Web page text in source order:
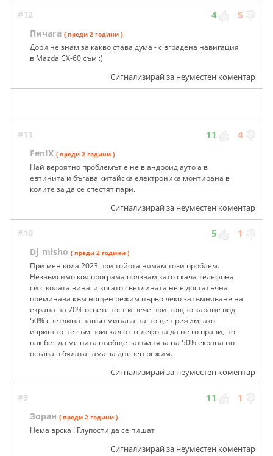
#12 4 5
Пичага ( преди 2 години )
Дори не знам за какво става дума - с вградена навигация
в Mazda CX-60 съм :)
Сигнализирай за неуместен коментар
#11 11 4
FenIX ( преди 2 години )
Най вероятно проблемът е не в андроид ауто а в
евтинита и бъгава китайска електроника монтирана в
колите за да се спестят пари.
Сигнализирай за неуместен коментар
#10 5 1
Dj_misho ( преди 2 години )
При мен кола 2023 при тойота нямам този проблем.
Независимо коя програма ползвам като скача телефона
си с колата винаги когато светлината не е достатъчна
преминава към нощен режим първо леко затъмняване на
екрана на 70% осветеност и вече при нощно каране под
50% светлина навън минава на нощен режим, ако
изришно не съм поискал от телефона да не го прави, но
пак без да ме пита въобще затъмнява на 50% екрана но
остава в бялата гама за дневен режим.
Сигнализирай за неуместен коментар
#9 11 1
Зоран ( преди 2 години )
Нема врска ! Глупости да се пишат
Сигнализирай за неуместен коментар